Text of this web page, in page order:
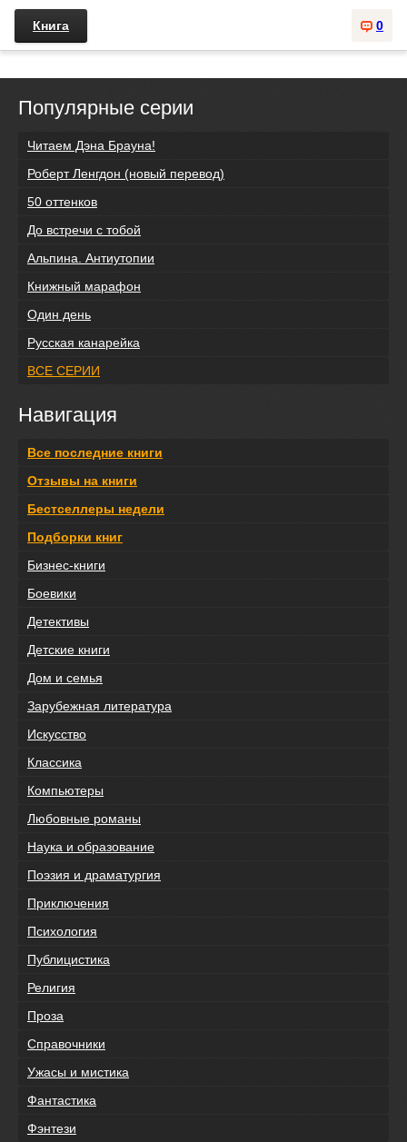
0
Книга
Популярные серии
Читаем Дэна Брауна!
Роберт Ленгдон (новый перевод)
50 оттенков
До встречи с тобой
Альпина. Антиутопии
Книжный марафон
Один день
Русская канарейка
ВСЕ СЕРИИ
Навигация
Все последние книги
Отзывы на книги
Бестселлеры недели
Подборки книг
Бизнес-книги
Боевики
Детективы
Детские книги
Дом и семья
Зарубежная литература
Искусство
Классика
Компьютеры
Любовные романы
Наука и образование
Поэзия и драматургия
Приключения
Психология
Публицистика
Религия
Проза
Справочники
Ужасы и мистика
Фантастика
Фэнтези